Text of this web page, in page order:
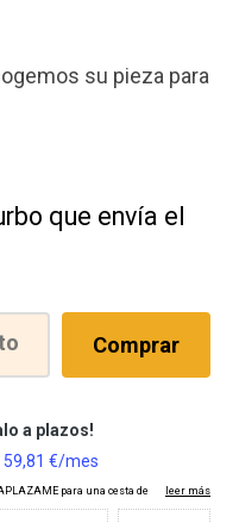
su pieza para
que envía el
Comprar